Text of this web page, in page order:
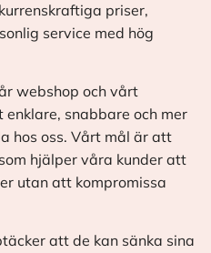
priser,
service med hög
webshop och vårt
snabbare och mer
hos oss. Vårt mål är att
hjälper våra kunder att
utan att kompromissa
att de kan sänka sina